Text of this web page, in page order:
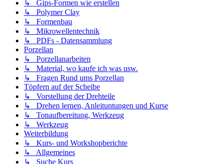
↳ Gips-Formen wie erstellen
↳ Polymer Clay
↳ Formenbau
↳ Mikrowellentechnik
↳ PDFs - Datensammlung
Porzellan
↳ Porzellanarbeiten
↳ Material, wo kaufe ich was usw.
↳ Fragen Rund ums Porzellan
Töpfern auf der Scheibe
↳ Vorstellung der Drehteile
↳ Drehen lernen, Anleituntungen und Kurse
↳ Tonaufbereitung, Werkzeug
↳ Werkzeug
Weiterbildung
↳ Kurs- und Workshopberichte
↳ Allgemeines
↳ Suche Kurs